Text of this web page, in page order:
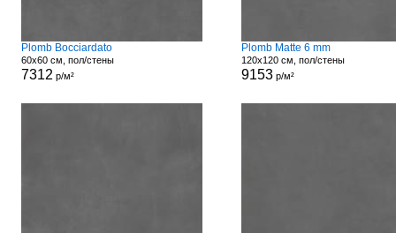
Plomb Bocciardato
60x60 см, пол/стены
7312 р/м²
Plomb Matte 6 mm
120x120 см, пол/стены
9153р/м²